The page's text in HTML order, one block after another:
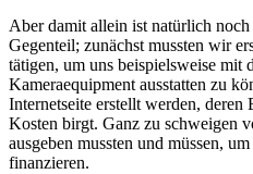
Aber damit allein ist natürlich
Gegenteil; zunächst mussten wir
tätigen, um uns beispielsweise mit
Kameraequipment ausstatten zu
Internetseite erstellt werden, deren
Kosten birgt. Ganz zu schweigen
ausgeben mussten und müssen,
finanzieren.